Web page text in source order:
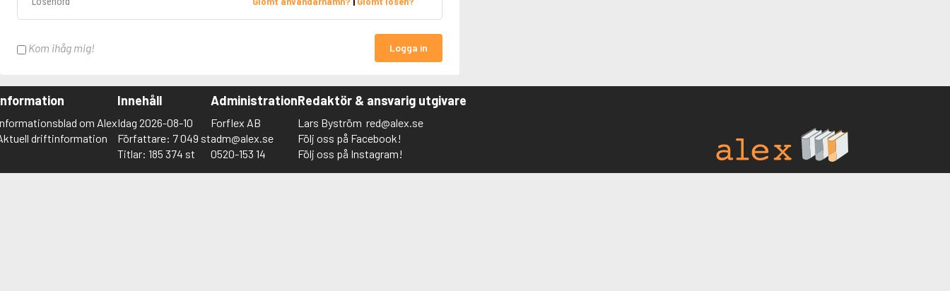
Kom ihåg mig! Logga in
om Alex
driftinformation
Innehåll
Idag 2026-08-10
Författare: 7 049 st
Titlar: 185 374 st
Administration
Forflex AB
adm@alex.se
0520-153 14
Redaktör & ansvarig utgivare
Lars Byström red@alex.se
Följ oss på Facebook!
Följ oss på Instagram!